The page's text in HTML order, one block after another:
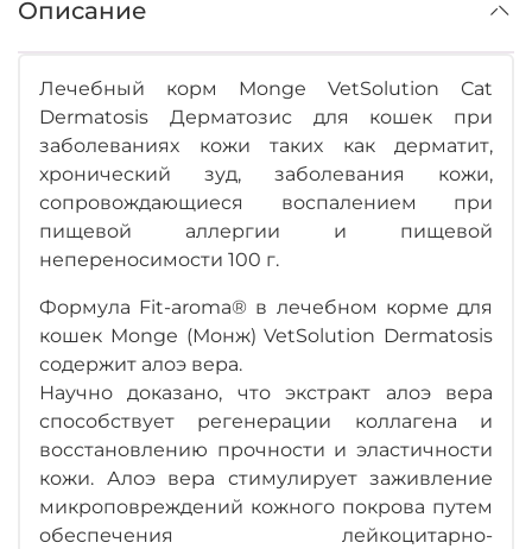
Описание
Лечебный корм Monge VetSolution Cat
Dermatosis Дерматозис для кошек при
заболеваниях кожи таких как дерматит,
хронический зуд, заболевания кожи,
сопровождающиеся воспалением при
пищевой аллергии и пищевой
непереносимости 100 г.
Формула Fit-aroma® в лечебном корме для
кошек Monge (Монж) VetSolution Dermatosis
содержит алоэ вера.
Научно доказано, что экстракт алоэ вера
способствует регенерации коллагена и
восстановлению прочности и эластичности
кожи. Алоэ вера стимулирует заживление
микроповреждений кожного покрова путем
обеспечения лейкоцитарно-